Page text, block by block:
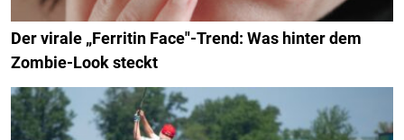
Der virale „Ferritin Face"-Trend: Was hinter dem
Zombie-Look steckt